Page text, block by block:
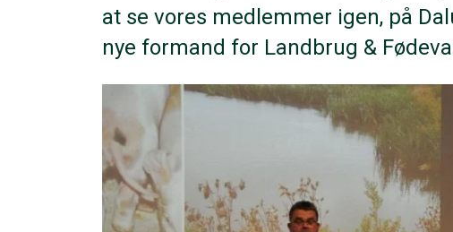
at se vores medlemmer igen, på
nye formand for Landbrug &